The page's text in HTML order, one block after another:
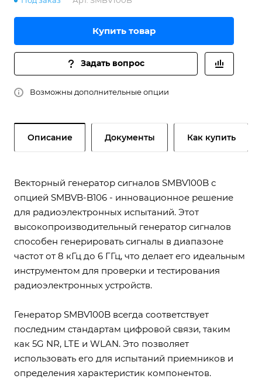
Купить товар
Задать вопрос
Возможны дополнительные опции
Описание Документы Как купить
Векторный генератор сигналов SMBV100B с
опцией SMBVB-B106 - инновационное решение
для радиоэлектронных испытаний. Этот
высокопроизводительный генератор сигналов
способен генерировать сигналы в диапазоне
частот от 8 кГц до 6 ГГц, что делает его идеальным
инструментом для проверки и тестирования
радиоэлектронных устройств.
Генератор SMBV100B всегда соответствует
последним стандартам цифровой связи, таким
как 5G NR, LTE и WLAN. Это позволяет
использовать его для испытаний приемников и
определения характеристик компонентов.